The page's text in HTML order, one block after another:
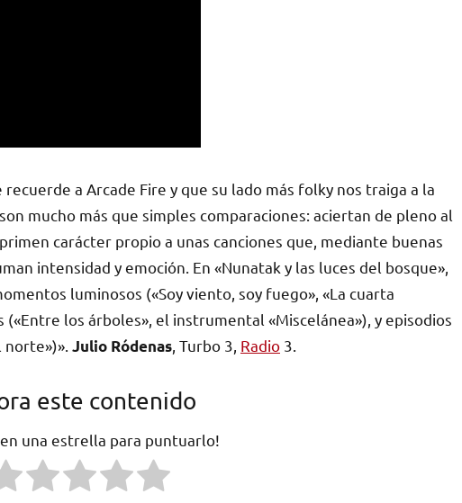
a Arcade Fire y que su lado más folky nos traiga a la
mucho más que simples comparaciones: aciertan de pleno al
carácter propio a unas canciones que, mediante buenas
intensidad y emoción. En «Nunatak y las luces del bosque»,
luminosos («Soy viento, soy fuego», «La cuarta
los árboles», el instrumental «Miscelánea»), y episodios
Julio Ródenas , Turbo 3, Radio 3.
este contenido
en una estrella para puntuarlo!